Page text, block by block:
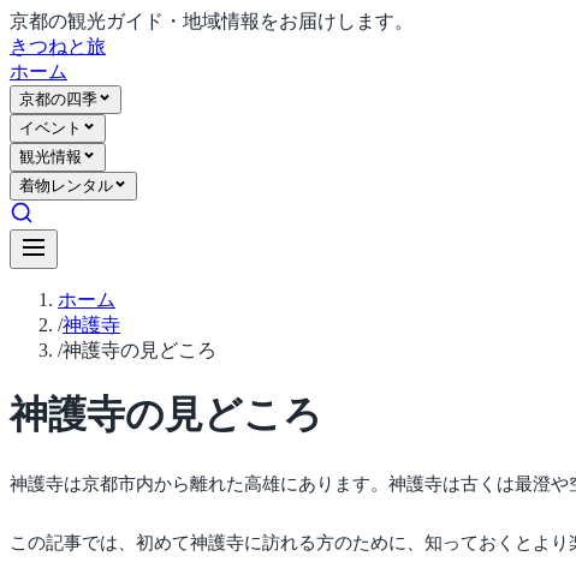
京都の観光ガイド・地域情報をお届けします。
きつねと旅
ホーム
京都の四季
イベント
観光情報
着物レンタル
ホーム
/神護寺
/神護寺の見どころ
神護寺の見どころ
神護寺は京都市内から離れた高雄にあります。神護寺は古くは最澄
この記事では、初めて神護寺に訪れる方のために、知っておくとよ